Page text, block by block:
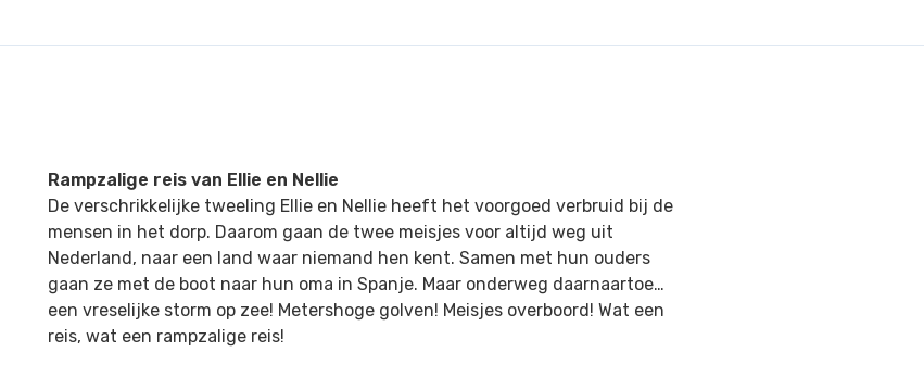
Rampzalige reis van Ellie en Nellie
De verschrikkelijke tweeling Ellie en Nellie heeft het voorgoed verbruid bij de
mensen in het dorp. Daarom gaan de twee meisjes voor altijd weg uit
Nederland, naar een land waar niemand hen kent. Samen met hun ouders
gaan ze met de boot naar hun oma in Spanje. Maar onderweg daarnaartoe…
een vreselijke storm op zee! Metershoge golven! Meisjes overboord! Wat een
reis, wat een rampzalige reis!